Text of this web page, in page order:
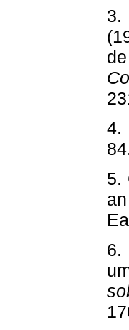
3.
4.
5.
6.